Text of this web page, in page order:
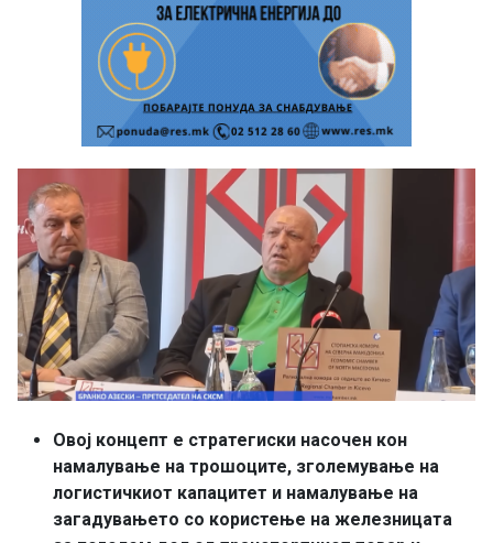
Овој концепт е стратегиски насочен кон
намалување на трошоците, зголемување на
логистичкиот капацитет и намалување на
загадувањето со користење на железницата